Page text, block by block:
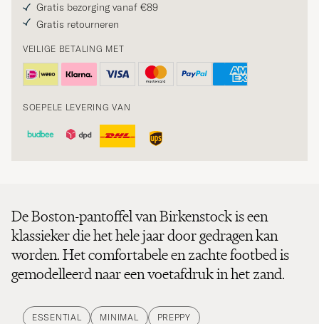
Gratis bezorging vanaf €89
Gratis retourneren
VEILIGE BETALING MET
SOEPELE LEVERING VAN
De Boston-pantoffel van Birkenstock is een
klassieker die het hele jaar door gedragen kan
worden. Het comfortabele en zachte footbed is
gemodelleerd naar een voetafdruk in het zand.
ESSENTIAL MINIMAL PREPPY